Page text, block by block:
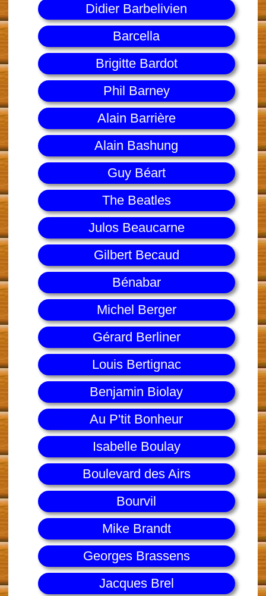
Didier Barbelivien
Barcella
Brigitte Bardot
Phil Barney
Alain Barrière
Alain Bashung
Guy Béart
The Beatles
Julos Beaucarne
Gilbert Becaud
Bénabar
Michel Berger
Gérard Berliner
Louis Bertignac
Benjamin Biolay
Au P'tit Bonheur
Isabelle Boulay
Boulevard des Airs
Bourvil
Mike Brandt
Georges Brassens
Jacques Brel